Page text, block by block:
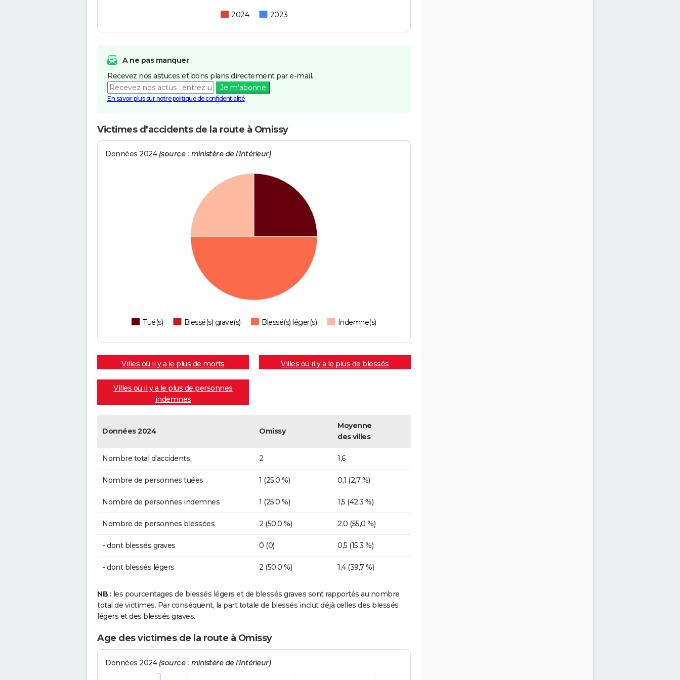
2024 2023
A ne pas manquer
Recevez nos astuces et bons plans directement par e-mail.
Je m'abonne
En savoir plus sur notre politique de confidentialité
Victimes d'accidents de la route à Omissy
Données 2024 (source : ministère de l'Intérieur)
Tué(s) Blessé(s) grave(s) Blessé(s) léger(s) Indemne(s)
Villes où il y a le plus de morts Villes où il y a le plus de blessés
Villes où il y a le plus de personnes
indemnes
Données 2024 Omissy
Moyenne
des villes
Nombre total d'accidents 2 1,6
Nombre de personnes tuées 1 (25,0 %) 0,1 (2,7 %)
Nombre de personnes indemnes 1 (25,0 %) 1,5 (42,3 %)
Nombre de personnes blessées 2 (50,0 %) 2,0 (55,0 %)
- dont blessés graves 0 (0) 0,5 (15,3 %)
- dont blessés légers 2 (50,0 %) 1,4 (39,7 %)
NB : les pourcentages de blessés légers et de blessés graves sont rapportés au nombre
total de victimes. Par conséquent, la part totale de blessés inclut déjà celles des blessés
légers et des blessés graves.
Age des victimes de la route à Omissy
Données 2024 (source : ministère de l'Intérieur)